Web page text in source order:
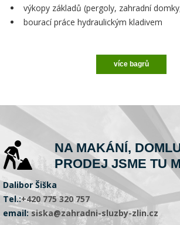
výkopy základů (pergoly, zahradní
bourací práce hydraulickým kladivem
více bagrů
NA MAKÁNÍ,
PRODEJ JSME TU
Dalibor Šiška
Tel.:+420 775 320 757
email:siska@zahradni-sluzby-zlin.cz